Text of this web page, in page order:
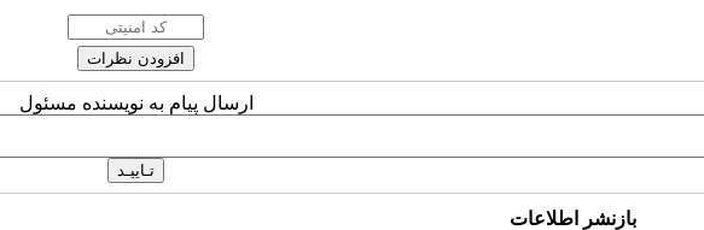
ارسال پیام به نویسنده مسئول
بازنشر اطلاعات